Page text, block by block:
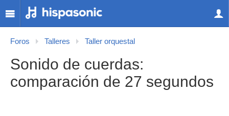
Foros Talleres Taller orquestal
Sonido de cuerdas:
comparación de 27 segundos